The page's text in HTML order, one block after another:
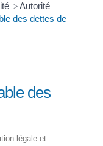
> Autorité
des dettes de
des
légale et